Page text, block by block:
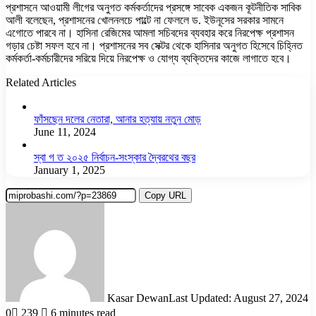
প্রশাসনে আওয়ামী লীগের অনুগত কর্মকর্তাদের প্রসঙ্গে সাবেক একজন কূটনীতিক সাবিক
আলী বলেছেন, প্রশাসনের খোলনলচে পাল্টে না ফেললে ড. ইউনূসের সরকার সামনে
এগোতে পারবে না। হাসিনা রেজিমের আমলা সচিবদের ব্যবহার করে নিরপেক্ষ প্রশাসন
গড়ার চেষ্টা সফল হবে না। প্রশাসনের সব সেক্টর থেকে হাসিনার অনুগত হিসেবে চিহ্নিত
কর্মকর্তা-কর্মচারীদের সরিয়ে দিয়ে নিরপেক্ষ ও যোগ্য ব্যক্তিদের কাজে লাগাতে হবে।
Related Articles
ফাঁসছেন দলের নেতারা, আনার হত্যায় নতুন মোড়
June 11, 2024
স্বা গ ত ২০২৫ নির্বাচন-সংস্কার দ্বৈরথের বছর
January 1, 2025
Copy URL
Kasar DewanLast Updated: August 27, 2024
0
239
6 minutes read